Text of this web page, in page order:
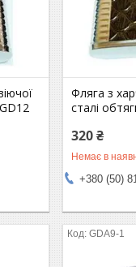
Фляга з
сталі
320 ₴
Немає в
+380 (50)
GDA9-1